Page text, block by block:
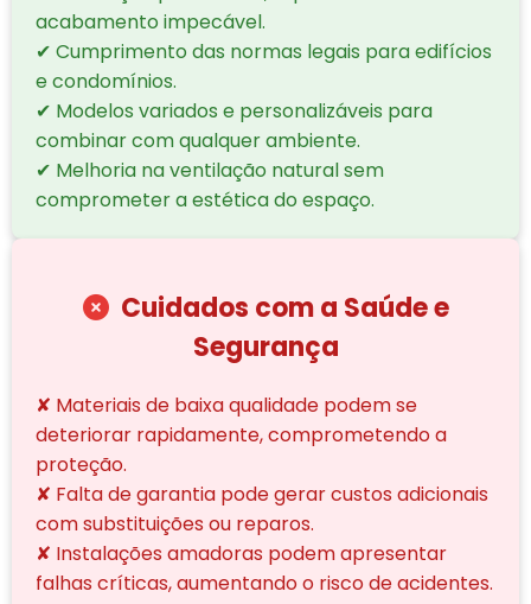
acabamento impecável.
✔ Cumprimento das normas legais para edifícios
e condomínios.
✔ Modelos variados e personalizáveis para
combinar com qualquer ambiente.
✔ Melhoria na ventilação natural sem
comprometer a estética do espaço.
Cuidados com a Saúde e
Segurança
✘ Materiais de baixa qualidade podem se
deteriorar rapidamente, comprometendo a
proteção.
✘ Falta de garantia pode gerar custos adicionais
com substituições ou reparos.
✘ Instalações amadoras podem apresentar
falhas críticas, aumentando o risco de acidentes.